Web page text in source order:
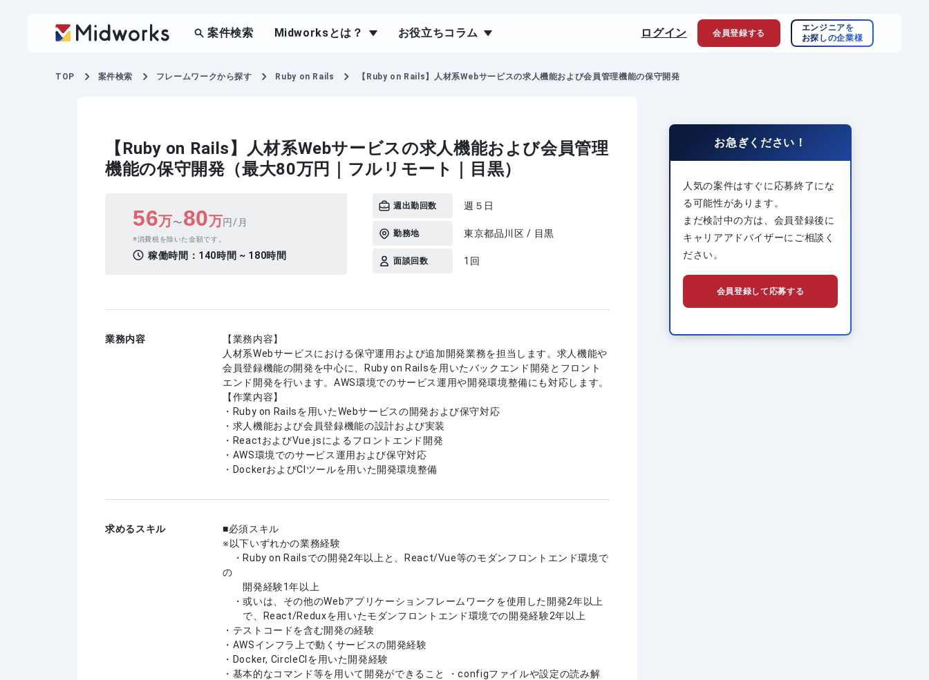
案件検索 Midworksとは？ お役立ちコラム ログイン 会員登録する
エンジニアを
お探しの企業様
TOP 案件検索 フレームワークから探す Ruby on Rails 【Ruby on Rails】人材系Webサービスの求人機能および会員管理機能の保守開発
【Ruby on Rails】人材系Webサービスの求人機能および会員管理
機能の保守開発（最大80万円｜フルリモート｜目黒）
56万〜80万円/月
消費税を除いた金額です。
稼働時間： 140時間 ~ 180時間
週出勤回数 週５日
勤務地 東京都品川区 / 目黒
面談回数 1回
業務内容
【業務内容】
人材系Webサービスにおける保守運用および追加開発業務を担当します。求人機能や
会員登録機能の開発を中心に、Ruby on Railsを用いたバックエンド開発とフロント
エンド開発を行います。AWS環境でのサービス運用や開発環境整備にも対応します。
【作業内容】
・Ruby on Railsを用いたWebサービスの開発および保守対応
・求人機能および会員登録機能の設計および実装
・ReactおよびVue.jsによるフロントエンド開発
・AWS環境でのサービス運用および保守対応
・DockerおよびCIツールを用いた開発環境整備
求めるスキル
必須スキル
※以下いずれかの業務経験
・Ruby on Railsでの開発2年以上と、React/Vue等のモダンフロントエンド環境で
の
開発経験1年以上
・或いは、その他のWebアプリケーションフレームワークを使用した開発2年以上
で、React/Reduxを用いたモダンフロントエンド環境での開発経験2年以上
・テストコードを含む開発の経験
・AWSインフラ上で動くサービスの開発経験
・Docker, CircleCIを用いた開発経験
・基本的なコマンド等を用いて開発ができること ・configファイルや設定の読み解
お急ぎください！
人気の案件はすぐに応募終了にな
る可能性があります。
まだ検討中の方は、会員登録後に
キャリアアドバイザーにご相談く
ださい。
会員登録して応募する